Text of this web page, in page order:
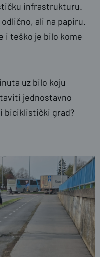
infrastrukturu.
ali na papiru.
i teško je bilo kome
uz bilo koju
jednostavno
biciklistički grad?